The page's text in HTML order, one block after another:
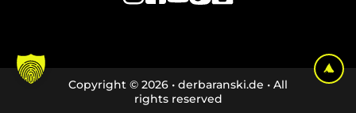
Copyright © 2026 • derbaranski.de • All
rights reserved